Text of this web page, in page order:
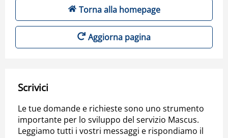
Torna alla homepage
Aggiorna pagina
Scrivici
Le tue domande e richieste sono uno strumento
importante per lo sviluppo del servizio Mascus.
Leggiamo tutti i vostri messaggi e rispondiamo il